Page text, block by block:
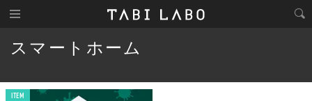
スマートホーム
ITEM